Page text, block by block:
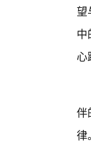
望
中
心
伴
律